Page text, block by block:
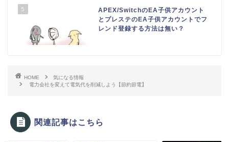
5
APEX/SwitchのEA子供アカウント
とプレステのEA子供アカウントでフ
レンド登録する方法は無い？
HOME
気になる情報
電力会社を変えて電気代を削減しよう【節約節電】
関連記事はこちら